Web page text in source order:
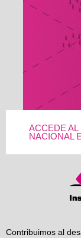
ACCEDE AL
NACIONAL
Contribuimos al